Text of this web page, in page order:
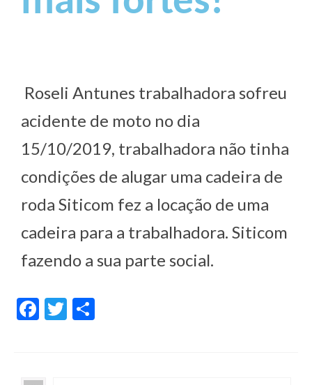
Boletins
Artigo
Notícias
Roseli Antunes trabalhadora sofreu
acidente de moto no dia
15/10/2019, trabalhadora não tinha
condições de alugar uma cadeira de
roda Siticom fez a locação de uma
cadeira para a trabalhadora. Siticom
fazendo a sua parte social.
Facebook
Twitter